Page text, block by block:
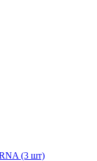
(3 шт)